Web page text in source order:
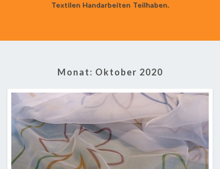
Textilen Handarbeiten Teilhaben.
Monat: Oktober 2020